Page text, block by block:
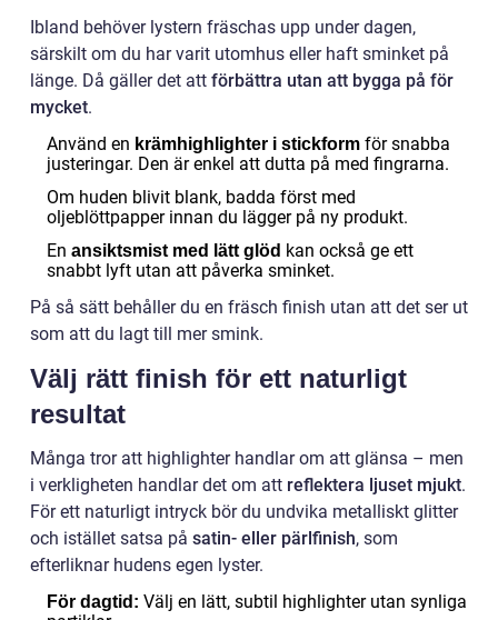
Ibland behöver lystern fräschas upp under dagen,
särskilt om du har varit utomhus eller haft sminket på
länge. Då gäller det att förbättra utan att bygga på för
mycket.
Använd en krämhighlighter i stickform för snabba
justeringar. Den är enkel att dutta på med fingrarna.
Om huden blivit blank, badda först med
oljeblöttpapper innan du lägger på ny produkt.
En ansiktsmist med lätt glöd kan också ge ett
snabbt lyft utan att påverka sminket.
På så sätt behåller du en fräsch finish utan att det ser ut
som att du lagt till mer smink.
Välj rätt finish för ett naturligt
resultat
Många tror att highlighter handlar om att glänsa – men
i verkligheten handlar det om att reflektera ljuset mjukt.
För ett naturligt intryck bör du undvika metalliskt glitter
och istället satsa på satin- eller pärlfinish, som
efterliknar hudens egen lyster.
För dagtid: Välj en lätt, subtil highlighter utan synliga